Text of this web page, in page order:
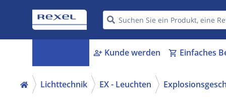
person_add Kunde werden shopping_cart Einfaches
Lichttechnik EX - Leuchten